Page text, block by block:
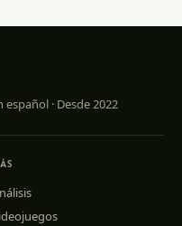
· Desde 2022